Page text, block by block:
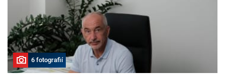
6 fotografií